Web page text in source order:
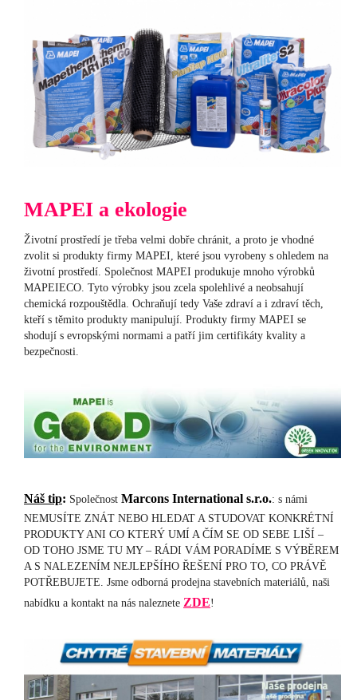
MAPEI a ekologie
Životní prostředí je třeba velmi dobře chránit, a proto je vhodné
zvolit si produkty firmy MAPEI, které jsou vyrobeny s ohledem na
životní prostředí. Společnost MAPEI produkuje mnoho výrobků
MAPEIECO. Tyto výrobky jsou zcela spolehlivé a neobsahují
chemická rozpouštědla. Ochraňují tedy Vaše zdraví a i zdraví těch,
kteří s těmito produkty manipulují. Produkty firmy MAPEI se
shodují s evropskými normami a patří jim certifikáty kvality a
bezpečnosti.
Náš tip: Společnost Marcons International s.r.o.: s námi
NEMUSÍTE ZNÁT NEBO HLEDAT A STUDOVAT KONKRÉTNÍ
PRODUKTY ANI CO KTERÝ UMÍ A ČÍM SE OD SEBE LIŠÍ –
OD TOHO JSME TU MY – RÁDI VÁM PORADÍME S VÝBĚREM
A S NALEZENÍM NEJLEPŠÍHO ŘEŠENÍ PRO TO, CO PRÁVĚ
POTŘEBUJETE. Jsme odborná prodejna stavebních materiálů, naši
nabídku a kontakt na nás naleznete ZDE!